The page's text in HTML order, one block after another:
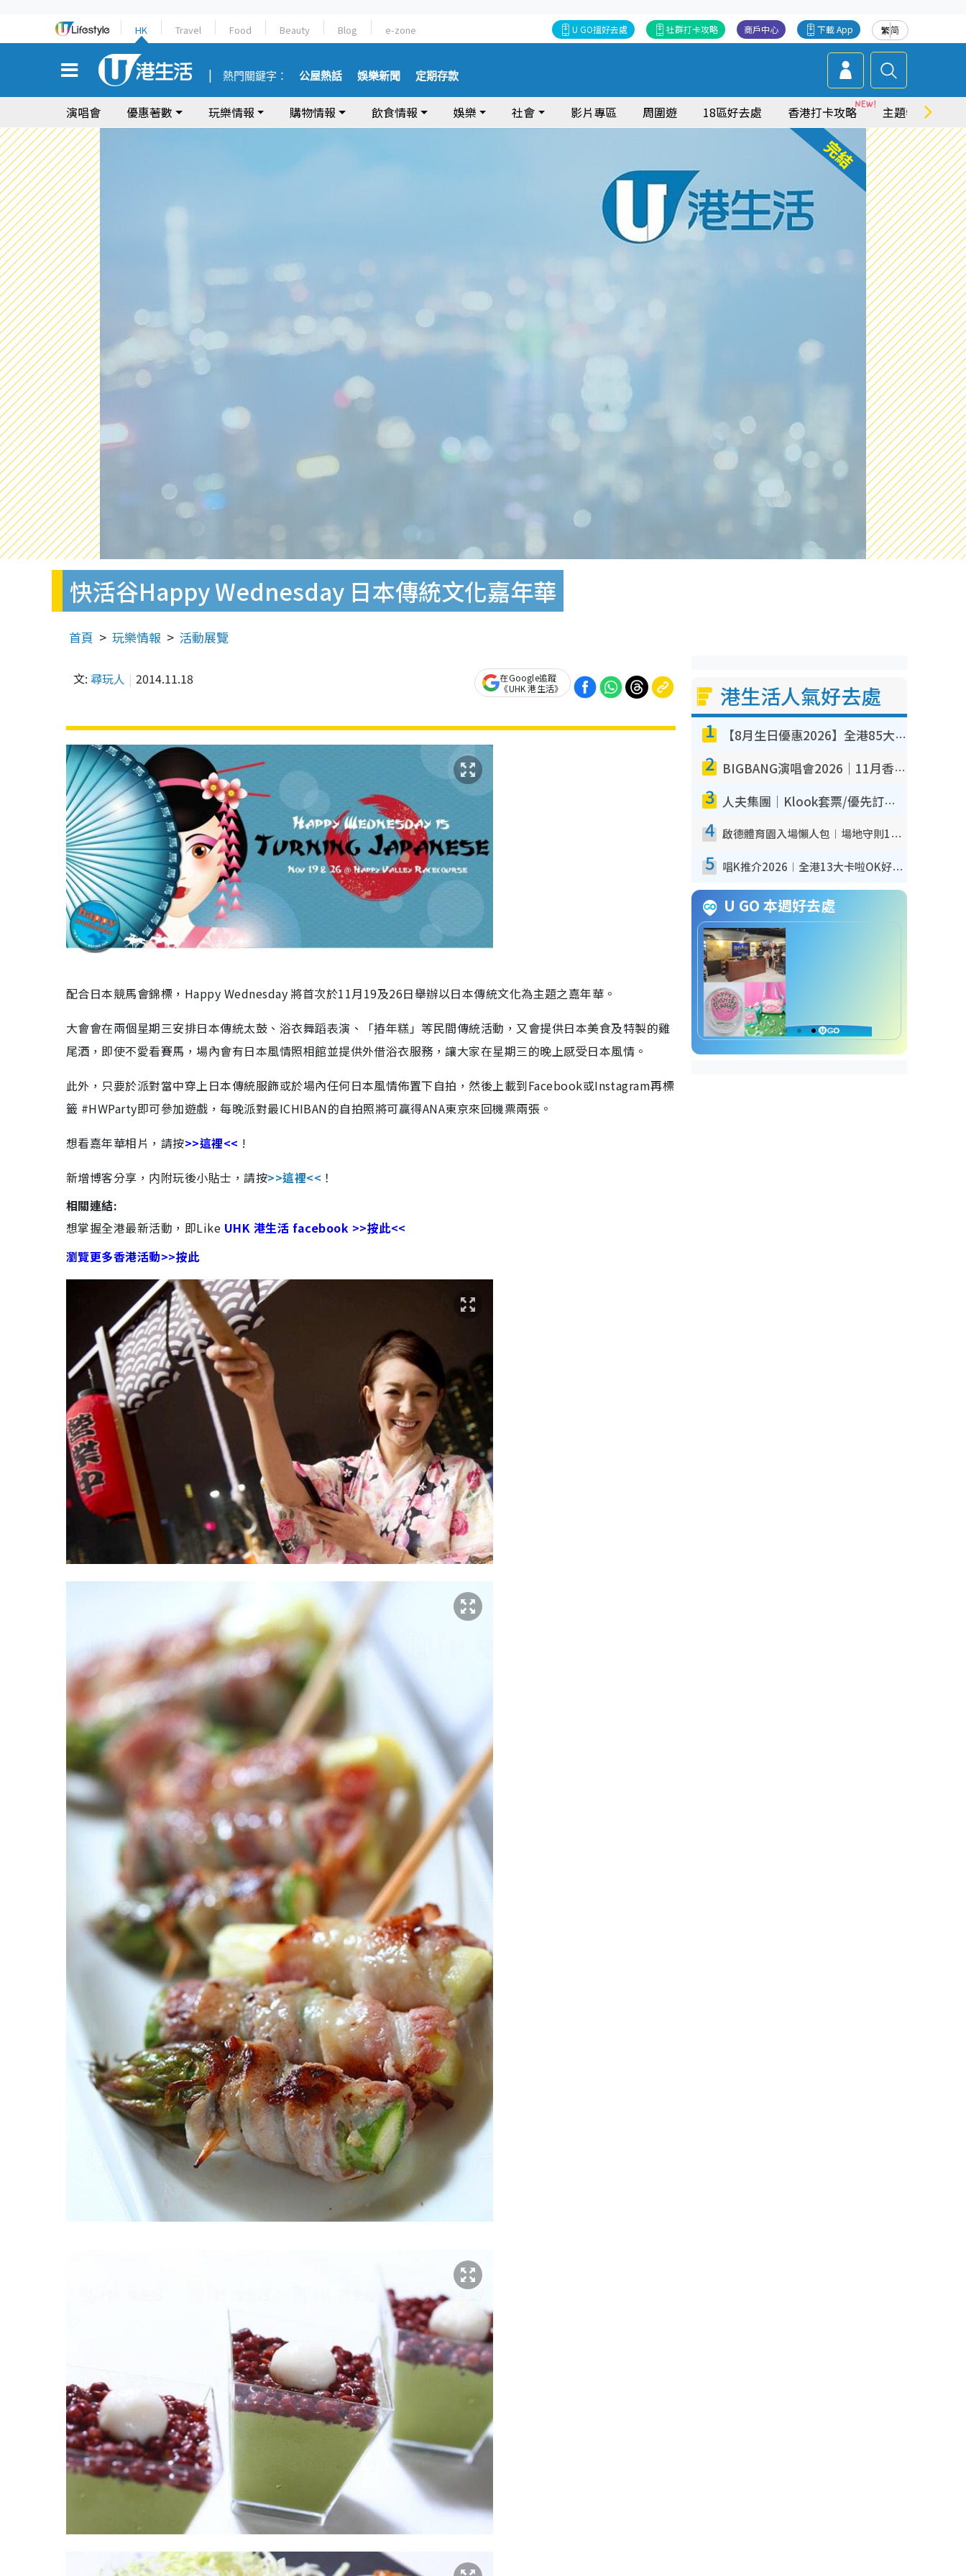
HK Travel Food Beauty Blog e-zone 繁简
下載 App
商戶中心
社群打卡攻略
U GO搵好去處
熱門關鍵字： 公屋熱話 娛樂新聞 定期存款
演唱會 優惠著數 玩樂情報 購物情報 飲食情報 娛樂 社會 影片專區 周圍遊 18區好去處 香港打卡攻略 主題特集
快活谷Happy Wednesday 日本傳統文化嘉年華
首頁 玩樂情報 活動展覽
文: 尋玩人 2014.11.18
在Google追蹤
《UHK 港生活》
配合日本競馬會錦標，Happy Wednesday 將首次於11月19及26日舉辦以日本傳統文化為主題之嘉年華。
大會會在兩個星期三安排日本傳統太鼓、浴衣舞蹈表演、「摏年糕」等民間傳統活動，又會提供日本美食及特製的雞
尾酒，即使不愛看賽馬，場內會有日本風情照相館並提供外借浴衣服務，讓大家在星期三的晚上感受日本風情。
此外，只要於派對當中穿上日本傳統服飾或於場內任何日本風情佈置下自拍，然後上載到Facebook或Instagram再標
籤 #HWParty即可參加遊戲，每晚派對最ICHIBAN的自拍照將可贏得ANA東京來回機票兩張。
想看嘉年華相片，請按>>這裡<< !
新增博客分享 ，内附玩後小貼士，請按>>這裡<< ！
相關連結:
想掌握全港最新活動，即Like UHK 港生活 facebook >>按此<<
瀏覽更多香港活動>>按此
港生活人氣好去處
1 【8月生日優惠2026】全港85大食買玩著數攻略 自助餐/火鍋放題同行免費＋誠品/DONKI送現金券
2 BIGBANG演唱會2026｜11月香港啟德開3場！實名制VIP申請、優先購票攻略
3 人夫集團｜Klook套票/優先訂票/公開發售搶飛攻略！附票價.購票連結.場地座位表
4 啟德體育園入場懶人包︱場地守則12違禁品不可進場准帶細水樽但全場禁樽蓋！應援牌有限制！
5 唱K推介2026︱全港13大卡啦OK好去處！最平$36起 日文K都有！(附地址+收費詳情)
U GO 本週好去處